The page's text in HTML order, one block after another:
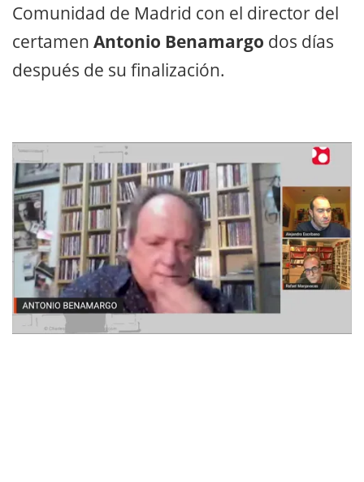
Comunidad de Madrid con el director del
certamen Antonio Benamargo dos días
después de su finalización.